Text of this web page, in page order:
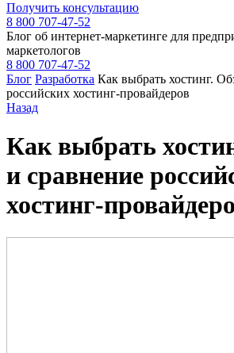
Получить консультацию
8 800 707-47-52
Блог об интернет-маркетинге для
маркетологов
8 800 707-47-52
Блог Разработка Как выбрать хостинг.
российских хостинг-провайдеров
Назад
Как выбрать
и сравнение
хостинг-